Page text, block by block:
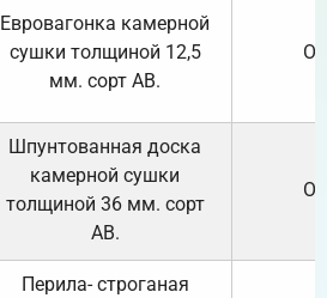
Евровагонка камерной
сушки толщиной 12,5
мм. сорт АВ.
Шпунтованная доска
камерной сушки
толщиной 36 мм. сорт
АВ.
Перила- строганая